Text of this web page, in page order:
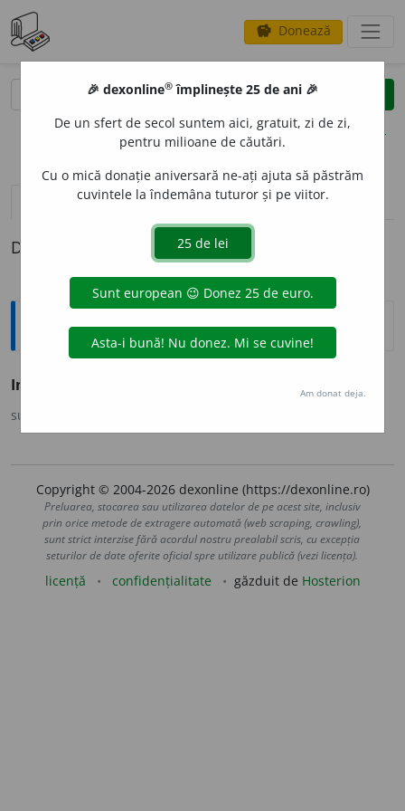
savings Donează
clear
opțiuni
definiții (1)
Definiția cu ID-ul 70792:
Antonime
Imprecis
sursa:
Copyright © 2004-2026 dexonline (https://dexonline.ro)
Preluarea, stocarea sau utilizarea datelor de pe acest site, inclusiv
prin orice metode de extragere automată (web scraping, crawling),
sunt strict interzise fără acordul nostru prealabil scris, cu excepția
seturilor de date oferite oficial spre utilizare publică (vezi licența).
licență confidențialitate găzduit de Hosterion
🎉 dexonline® împlinește 25 de ani 🎉
De un sfert de secol suntem aici, gratuit, zi de zi,
pentru milioane de căutări.
Cu o mică donație aniversară ne-ați ajuta să păstrăm
cuvintele la îndemâna tuturor și pe viitor.
Am donat deja.